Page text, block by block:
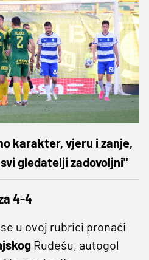
karakter, vjeru i zanje,
gledatelji zadovoljni"
4-4
u ovoj rubrici pronaći
Rudešu, autogol